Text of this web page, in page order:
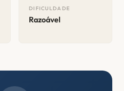
DIFICULDADE
Razoável